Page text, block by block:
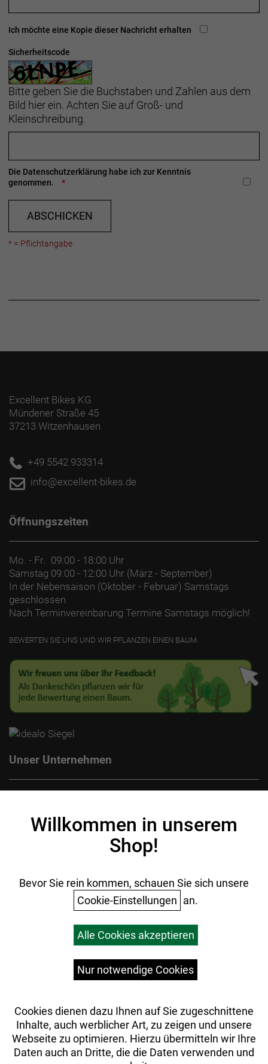
Ich möchte eine Kopie dieser Nachricht erhalten
Sicherheitscode
Bitte geben Sie die Buchstaben und Zahlen aus dem
Bild hier ein. Achten Sie auf Groß- und
Kleinschreibung.
Die Datenschutzerklärung habe ich zur Kenntnis
genommen.
ABSCHICKEN
* = Pflichtangabe
Excellent Bikes KG
Mündener Straße 45
37213 Witzenhausen
+49 5542 933314
info@excellent-bikes.de
Öffnungszeiten
Mo. - Fr.
09:00 - 18:00 Uhr
Samstag 09:00 - 12:00 Uhr (März - September)
In der Nebensaison (Oktober - Februar) Samstags
geschlossen
Nach Terminvereinbarung Termine Samstags möglich!
BEWERTEN SIE UNS UND WIR PFLANZEN EINEN BAUM.
Unser Unternehmen
Datenschutz
Ihr Einkauf
Versandkosten
Willkommen in unserem
Shop!
Bevor Sie rein kommen, schauen Sie sich unsere
Cookie-Einstellungen an.
Alle Cookies akzeptieren
Nur notwendige Cookies
Cookies dienen dazu Ihnen auf Sie zugeschnittene
Inhalte, auch werblicher Art, zu zeigen und unsere
Webseite zu optimieren. Hierzu übermitteln wir Ihre
Daten auch an Dritte, die die Daten verwenden und